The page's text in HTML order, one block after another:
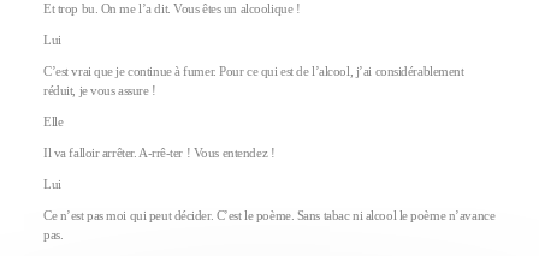
Et trop bu. On me l’a dit. Vous êtes un alcoolique !
Lui
C’est vrai que je continue à fumer. Pour ce qui est de l’alcool, j’ai considérablement
réduit, je vous assure !
Elle
Il va falloir arrêter. A-rrê-ter ! Vous entendez !
Lui
Ce n’est pas moi qui peut décider. C’est le poème. Sans tabac ni alcool le poème n’avance
pas.